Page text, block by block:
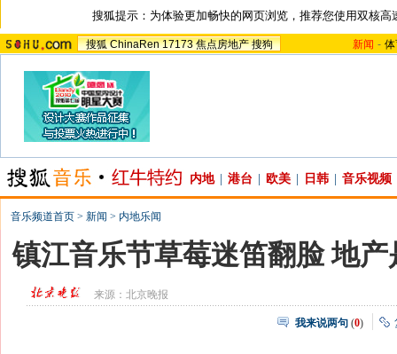
搜狐提示：为体验更加畅快的网页浏览，推荐您使用双核高
搜狐 ChinaRen 17173 焦点房地产 搜狗 新闻 -
内地 港台 欧美 日韩 音乐视频
音乐频道首页 > 新闻 > 内地乐闻
镇江音乐节草莓迷笛翻脸 地
来源：北京晚报
我来说两句 (0)